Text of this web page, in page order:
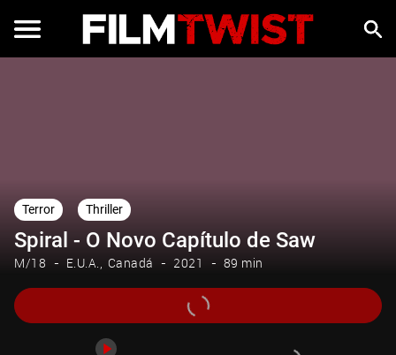
Terror Thriller
Spiral - O Novo Capítulo de Saw
M/18 E.U.A. Canadá 2021 89 min